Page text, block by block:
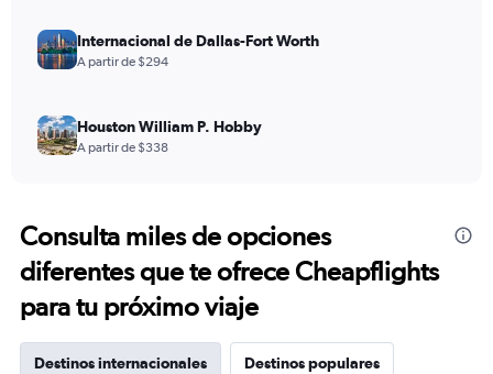
1200.
Internacional de Dallas-Fort Worth
A partir de $294
Houston William P. Hobby
A partir de $338
Consulta miles de opciones
diferentes que te ofrece Cheapflights
para tu próximo viaje
Destinos internacionales Destinos populares